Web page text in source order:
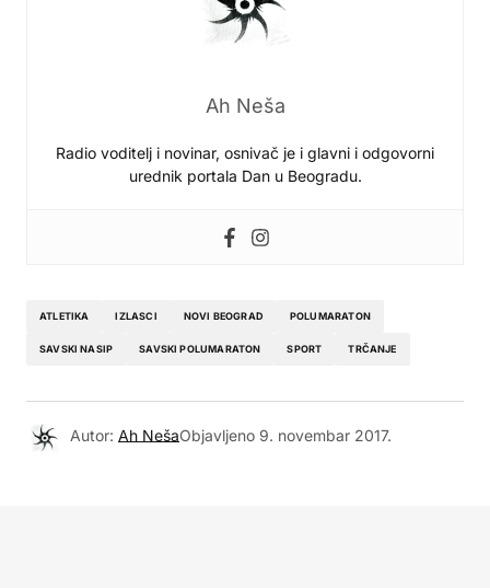
Ah Neša
Radio voditelj i novinar, osnivač je i glavni i odgovorni
urednik portala Dan u Beogradu.
ATLETIKA IZLASCI NOVI BEOGRAD POLUMARATON
SAVSKI NASIP SAVSKI POLUMARATON SPORT TRČANJE
Autor: Ah NešaObjavljeno 9. novembar 2017.